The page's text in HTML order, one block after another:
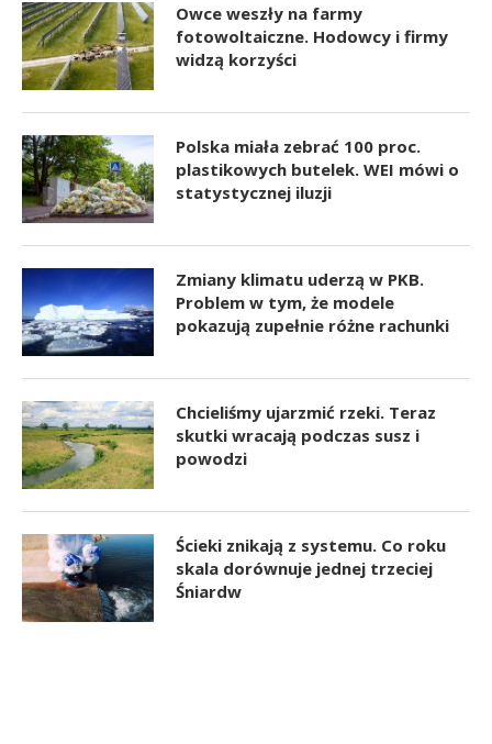
Owce weszły na farmy
fotowoltaiczne. Hodowcy i firmy
widzą korzyści
Polska miała zebrać 100 proc.
plastikowych butelek. WEI mówi o
statystycznej iluzji
Zmiany klimatu uderzą w PKB.
Problem w tym, że modele
pokazują zupełnie różne rachunki
Chcieliśmy ujarzmić rzeki. Teraz
skutki wracają podczas susz i
powodzi
Ścieki znikają z systemu. Co roku
skala dorównuje jednej trzeciej
Śniardw